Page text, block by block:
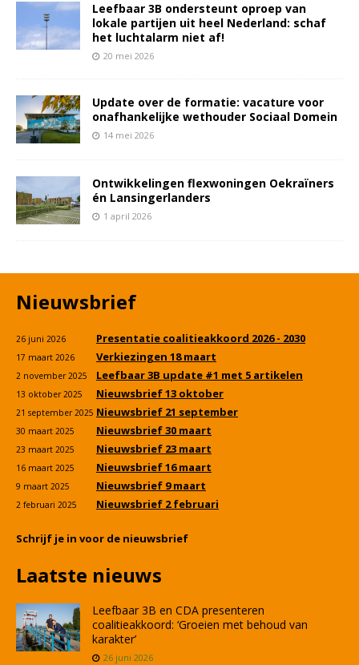
Leefbaar 3B ondersteunt oproep van
lokale partijen uit heel Nederland: schaf
het luchtalarm niet af!
20 mei 2026
Update over de formatie: vacature voor
onafhankelijke wethouder Sociaal Domein
14 mei 2026
Ontwikkelingen flexwoningen Oekraïners
én Lansingerlanders
1 april 2026
Nieuwsbrief
26 juni 2026 Presentatie coalitieakkoord 2026 - 2030
17 maart 2026 Verkiezingen 18 maart
2 november 2025 Leefbaar 3B update #1 met 5 artikelen
13 oktober 2025 Nieuwsbrief 13 oktober
21 september 2025 Nieuwsbrief 21 september
30 maart 2025 Nieuwsbrief 30 maart
23 maart 2025 Nieuwsbrief 23 maart
16 maart 2025 Nieuwsbrief 16 maart
9 maart 2025 Nieuwsbrief 9 maart
2 februari 2025 Nieuwsbrief 2 februari
Schrijf je in voor de nieuwsbrief
Laatste nieuws
Leefbaar 3B en CDA presenteren
coalitieakkoord: ‘Groeien met behoud van
karakter’
26 juni 2026